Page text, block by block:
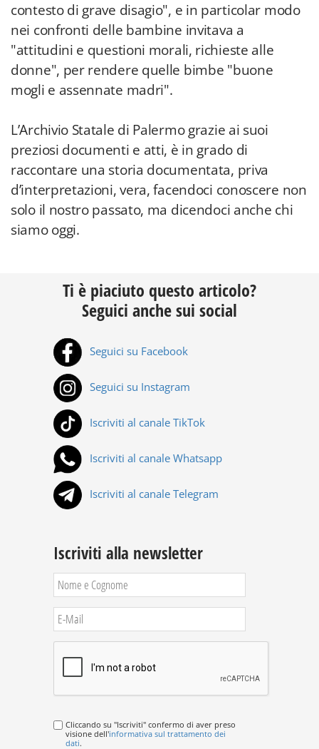
contesto di grave disagio", e in particolar modo
nei confronti delle bambine invitava a
"attitudini e questioni morali, richieste alle
donne", per rendere quelle bimbe "buone
mogli e assennate madri".
L’Archivio Statale di Palermo grazie ai suoi
preziosi documenti e atti, è in grado di
raccontare una storia documentata, priva
d’interpretazioni, vera, facendoci conoscere non
solo il nostro passato, ma dicendoci anche chi
siamo oggi.
Ti è piaciuto questo articolo?
Seguici anche sui social
Seguici su Facebook
Seguici su Instagram
Iscriviti al canale TikTok
Iscriviti al canale Whatsapp
Iscriviti al canale Telegram
Iscriviti alla newsletter
Cliccando su "Iscriviti" confermo di aver preso
visione dell'informativa sul trattamento dei
dati.